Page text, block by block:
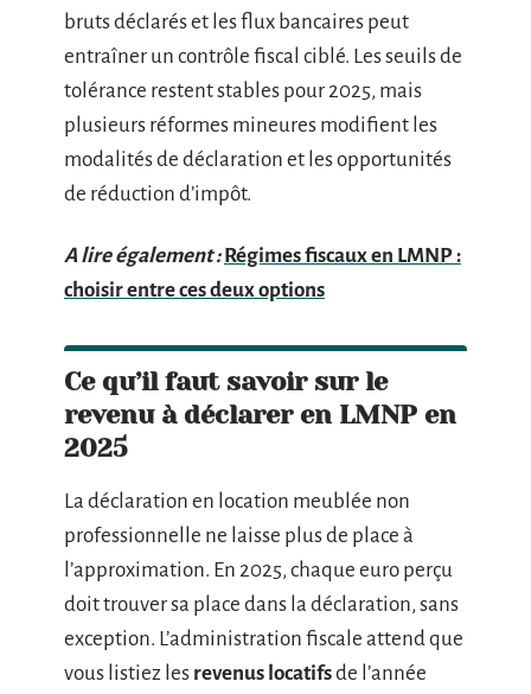
bruts déclarés et les flux bancaires peut
entraîner un contrôle fiscal ciblé. Les seuils de
tolérance restent stables pour 2025, mais
plusieurs réformes mineures modifient les
modalités de déclaration et les opportunités
de réduction d’impôt.
A lire également : Régimes fiscaux en LMNP :
choisir entre ces deux options
Ce qu’il faut savoir sur le
revenu à déclarer en LMNP en
2025
La déclaration en location meublée non
professionnelle ne laisse plus de place à
l’approximation. En 2025, chaque euro perçu
doit trouver sa place dans la déclaration, sans
exception. L’administration fiscale attend que
vous listiez les revenus locatifsde l’année